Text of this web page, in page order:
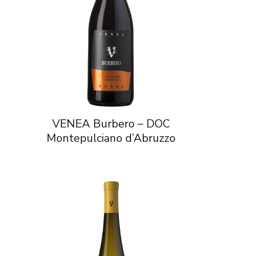
VENEA Burbero – DOC
Montepulciano d’Abruzzo